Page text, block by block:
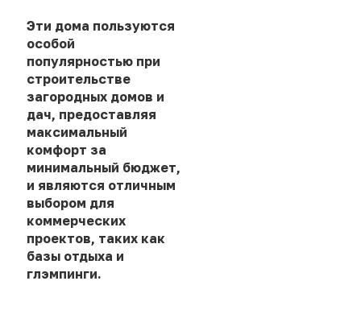
Эти дома пользуются
особой
популярностью при
строительстве
загородных домов и
дач, предоставляя
максимальный
комфорт за
минимальный бюджет,
и являются отличным
выбором для
коммерческих
проектов, таких как
базы отдыха и
глэмпинги.